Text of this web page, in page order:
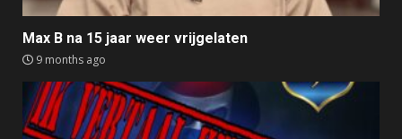
Max B na 15 jaar weer vrijgelaten
9 months ago